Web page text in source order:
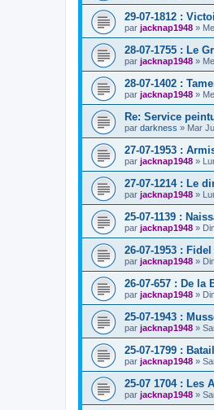
29-07-1812 :
par jacknap1948 »
28-07-1755 : Le
par jacknap1948 »
28-07-1402 :
par jacknap1948 »
Re: Service
par darkness » Mar
27-07-1953 :
par jacknap1948 »
27-07-1214 : Le
par jacknap1948 »
25-07-1139 :
par jacknap1948 »
26-07-1953 :
par jacknap1948 »
26-07-657 : De
par jacknap1948 »
25-07-1943 :
par jacknap1948 »
25-07-1799 :
par jacknap1948 »
25-07 1704 : Les
par jacknap1948 »